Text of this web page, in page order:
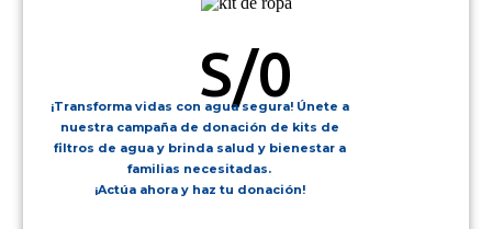
S/0
¡Transforma vidas con agua segura! Únete a
nuestra campaña de donación de kits de
filtros de agua y brinda salud y bienestar a
familias necesitadas.
¡Actúa ahora y haz tu donación!